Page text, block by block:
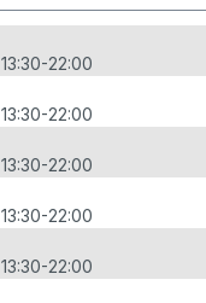
13:30-22:00
13:30-22:00
13:30-22:00
13:30-22:00
13:30-22:00